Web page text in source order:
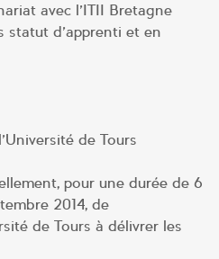
avec l’ITII Bretagne
d’apprenti et en
de Tours
pour une durée de 6
2014, de
de Tours à délivrer les